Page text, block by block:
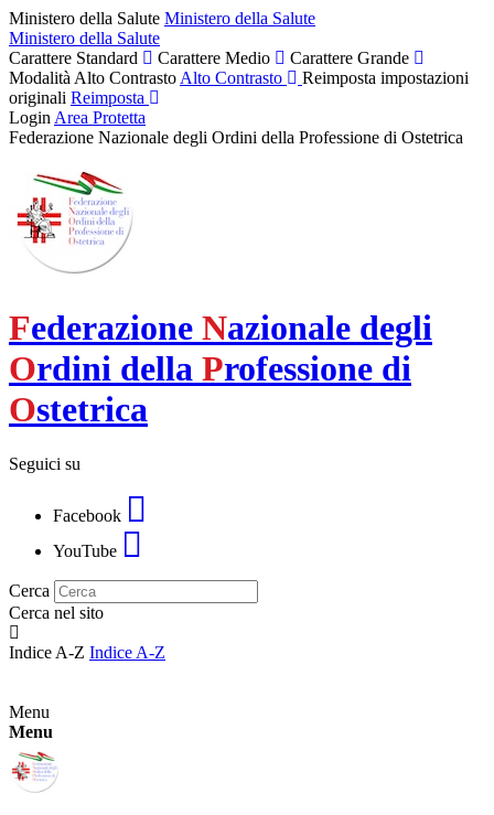
Ministero della Salute Ministero della Salute
Ministero della Salute
Carattere Standard
Carattere Medio
Carattere Grande
Modalità Alto Contrasto Alto Contrasto
Reimposta impostazioni
originali Reimposta
Login Area Protetta
Federazione Nazionale degli Ordini della Professione di Ostetrica
Federazione Nazionale degli
Ordini della Professione di
Ostetrica
Seguici su
Facebook
YouTube
Cerca
Cerca nel sito
Indice A-Z Indice A-Z
Menu
Menu